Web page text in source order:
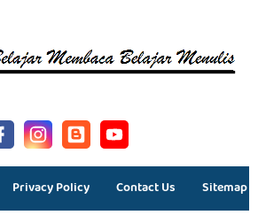
Privacy Policy Contact Us Sitemap